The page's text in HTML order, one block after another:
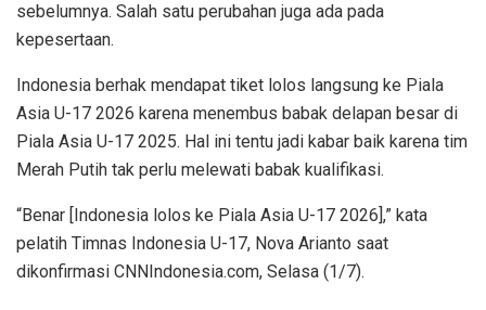
sebelumnya. Salah satu perubahan juga ada pada
kepesertaan.
Indonesia berhak mendapat tiket lolos langsung ke Piala
Asia U-17 2026 karena menembus babak delapan besar di
Piala Asia U-17 2025. Hal ini tentu jadi kabar baik karena tim
Merah Putih tak perlu melewati babak kualifikasi.
“Benar [Indonesia lolos ke Piala Asia U-17 2026],” kata
pelatih Timnas Indonesia U-17, Nova Arianto saat
dikonfirmasi CNNIndonesia.com, Selasa (1/7).